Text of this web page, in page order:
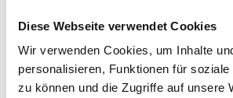
Diese Webseite verwendet Cookies
Wir verwenden Cookies, um Inhalte
personalisieren, Funktionen für soziale
zu können und die Zugriffe auf unsere
« Alle Veranstaltungen
Diese Veranstaltung hat bereits